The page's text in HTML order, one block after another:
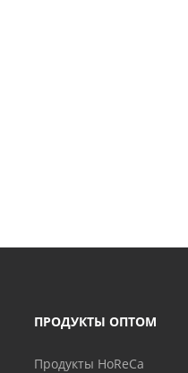
ПРОДУКТЫ ОПТОМ
Продукты HoReCa